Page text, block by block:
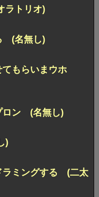
ラトリオ)
(名無し)
もらいまウホ
ロン (名無し)
)
ラミングする (二太